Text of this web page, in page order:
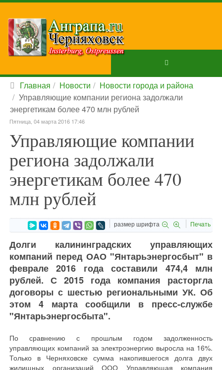
Главная Новости
Новости города и района
Управляющие компании региона задолжали
энергетикам более 470 млн рублей
Пятница, 04 марта 2016 17:46
Управляющие компании
региона задолжали
энергетикам более 470
млн рублей
размер шрифта Печать
Долги калининградских управляющих
компаний перед ОАО "Янтарьэнергосбыт" в
феврале 2016 года составили 474,4 млн
рублей. С 2015 года компания расторгла
договоры с шестью региональными УК. Об
этом 4 марта сообщили в пресс-службе
"Янтарьэнергосбыта".
По сравнению с прошлым годом задолженность
управляющих компаний за электроэнергию выросла на 16%.
Только в Черняховске сумма накопившегося долга двух
жилищных организаций ООО Управляющая компания